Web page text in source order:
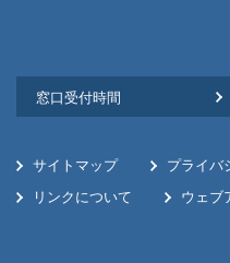
窓口受付時間
サイトマップ プライバ
リンクについて
ウェブ